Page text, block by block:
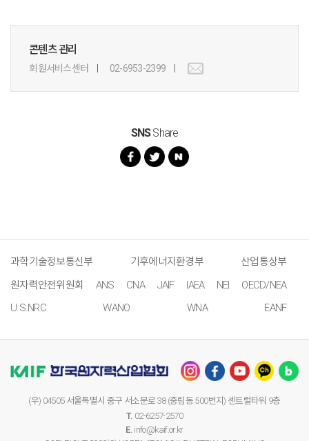
콘텐츠 관리
회원서비스센터 02-6953-2399
SNSShare
과학기술정보통신부 기후에너지환경부
산업통상부
원자력안전위원회
ANS CNA JAIF IAEA NEI
OECD/NEA
U.S.NRC
WANO WNA EANF
(우) 04505 서울특별시 중구 서소문로 38 (중림동 500번지) 센트럴타워 9층
T. 02-6257-2570
E. info@kaif.or.kr